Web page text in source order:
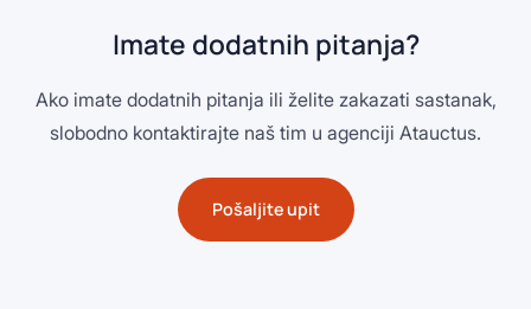
Imate dodatnih pitanja?
Ako imate dodatnih pitanja ili želite zakazati sastanak,
slobodno kontaktirajte naš tim u agenciji Atauctus.
Pošaljite upit